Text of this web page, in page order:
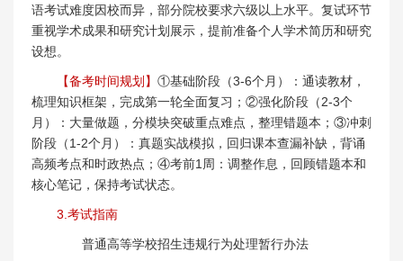
语考试难度因校而异，部分院校要求六级以上水平。复试环节
重视学术成果和研究计划展示，提前准备个人学术简历和研究
设想。
【备考时间规划】 ①基础阶段（3-6个月）：通读教材，
梳理知识框架，完成第一轮全面复习；②强化阶段（2-3个
月）：大量做题，分模块突破重点难点，整理错题本；③冲刺
阶段（1-2个月）：真题实战模拟，回归课本查漏补缺，背诵
高频考点和时政热点；④考前1周：调整作息，回顾错题本和
核心笔记，保持考试状态。
3.考试指南
普通高等学校招生违规行为处理暂行办法